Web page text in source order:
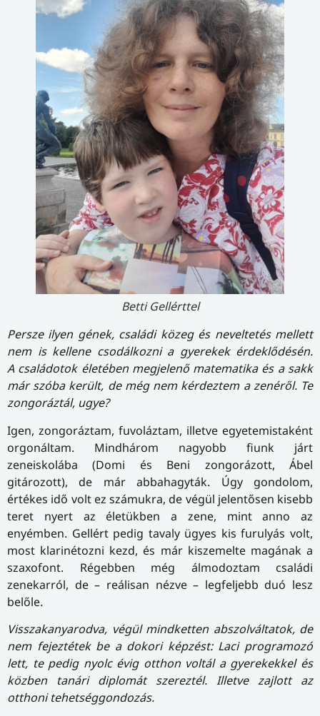
Betti Gellérttel
Persze ilyen gének, családi közeg és neveltetés mellett
nem is kellene csodálkoznia gyerekek érdeklődésén.
A családotok életében megjelenő matematika és a sakk
már szóba került, de még nem kérdeztem a zenéről. Te
zongoráztál, ugye?
Igen, zongoráztam, fuvoláztam, illetve egyetemistaként
orgonáltam. Mindhárom nagyobb fiunk járt
zeneiskolába (Domi és Beni zongorázott, Ábel
gitározott), de már abbahagyták. Úgy gondolom,
értékes idő volt ez számukra, de végül jelentősen kisebb
teret nyert az életükben a zene, mint anno az
enyémben. Gellért pedig tavaly ügyes kis furulyás volt,
most klarinétozni kezd, és már kiszemelte magának a
szaxofont. Régebben még álmodoztam családi
zenekarról, de – reálisan nézve – legfeljebb duó lesz
belőle.
Visszakanyarodva, végül mindketten abszolváltatok, de
nem fejeztétek be a dokori képzést: Laci programozó
lett, te pedig nyolc évig otthon voltál a gyerekekkel és
közben tanári diplomát szereztél. Illetve zajlott az
otthoni te­het­ség­gondozás.